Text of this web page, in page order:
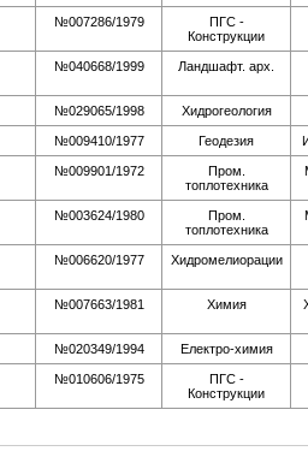
№007286/1979
ПГС -
Конструкции
№040668/1999 Ландшафт. арх.
№029065/1998 Хидрогеология
№009410/1977 Геодезия
№009901/1972
Пром.
топлотехника
№003624/1980
Пром.
топлотехника
№006620/1977 Хидромелиорации
№007663/1981 Химия
№020349/1994 Електро-химия
№010606/1975
ПГС -
Конструкции